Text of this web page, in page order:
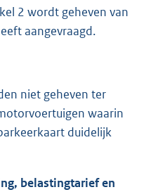
2 wordt geheven van
aangevraagd.
niet geheven ter
waarin
duidelijk
belastingtarief en